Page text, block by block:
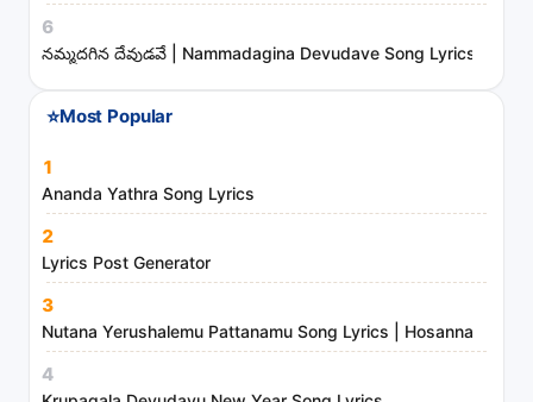
t
s
d
m
i
s
t
r
i
6
నమ్మదగిన దేవుడవే | Nammadagina Devudave Song Lyrics
⭐Most Popular
1
Ananda Yathra Song Lyrics
2
Lyrics Post Generator
3
Nutana Yerushalemu Pattanamu Song Lyrics | Hosanna
4